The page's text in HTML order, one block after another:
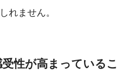
れません。
性が高まっているこ